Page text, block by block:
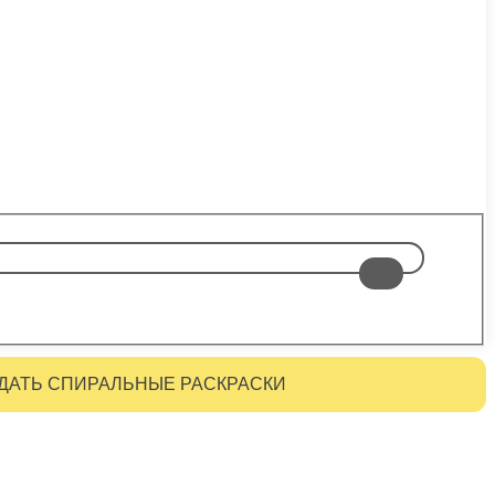
СПИРАЛЬНЫЕ РАСКРАСКИ